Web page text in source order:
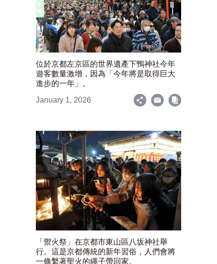
位於京都左京區的世界遺產下鴨神社今年
遊客數量激增，因為「今年將是取得巨大
進步的一年」。
January 1, 2026
「禦火祭」在京都市東山區八坂神社舉
行。這是京都傳統的新年習俗，人們會將
一條繫著聖火的繩子帶回家。